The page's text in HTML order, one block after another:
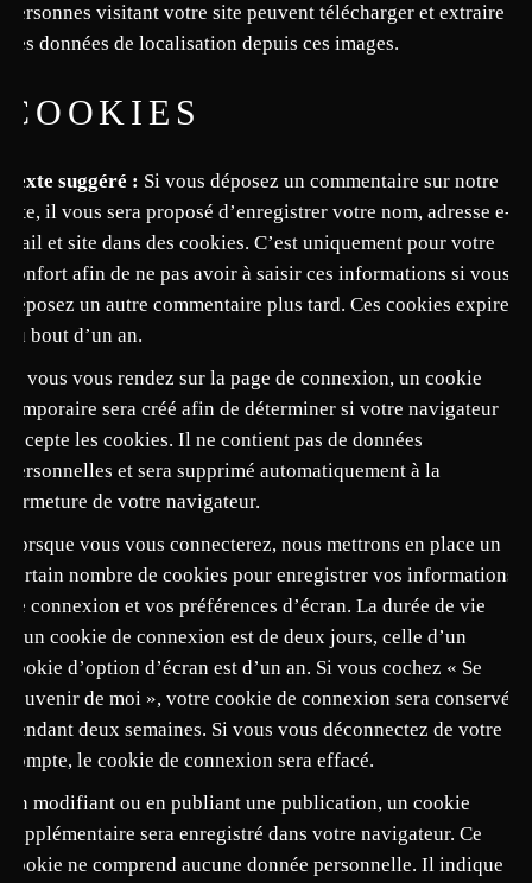
personnes visitant votre site peuvent télécharger et extraire
des données de localisation depuis ces images.
COOKIES
Texte suggéré : Si vous déposez un commentaire sur notre
site, il vous sera proposé d’enregistrer votre nom, adresse e-
mail et site dans des cookies. C’est uniquement pour votre
confort afin de ne pas avoir à saisir ces informations si vous
déposez un autre commentaire plus tard. Ces cookies expirent
au bout d’un an.
Si vous vous rendez sur la page de connexion, un cookie
temporaire sera créé afin de déterminer si votre navigateur
accepte les cookies. Il ne contient pas de données
personnelles et sera supprimé automatiquement à la
fermeture de votre navigateur.
Lorsque vous vous connecterez, nous mettrons en place un
certain nombre de cookies pour enregistrer vos informations
de connexion et vos préférences d’écran. La durée de vie
d’un cookie de connexion est de deux jours, celle d’un
cookie d’option d’écran est d’un an. Si vous cochez « Se
souvenir de moi », votre cookie de connexion sera conservé
pendant deux semaines. Si vous vous déconnectez de votre
compte, le cookie de connexion sera effacé.
En modifiant ou en publiant une publication, un cookie
supplémentaire sera enregistré dans votre navigateur. Ce
cookie ne comprend aucune donnée personnelle. Il indique